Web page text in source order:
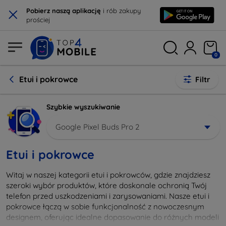
× Pobierz naszą aplikację i rób zakupy
prościej
0
Etui i pokrowce Filtr
Szybkie wyszukiwanie
Google Pixel Buds Pro 2
Etui i pokrowce
Witaj w naszej kategorii etui i pokrowców, gdzie znajdziesz
szeroki wybór produktów, które doskonale ochronią Twój
telefon przed uszkodzeniami i zarysowaniami. Nasze etui i
pokrowce łączą w sobie funkcjonalność z nowoczesnym
designem, oferując idealne dopasowanie do różnych modeli